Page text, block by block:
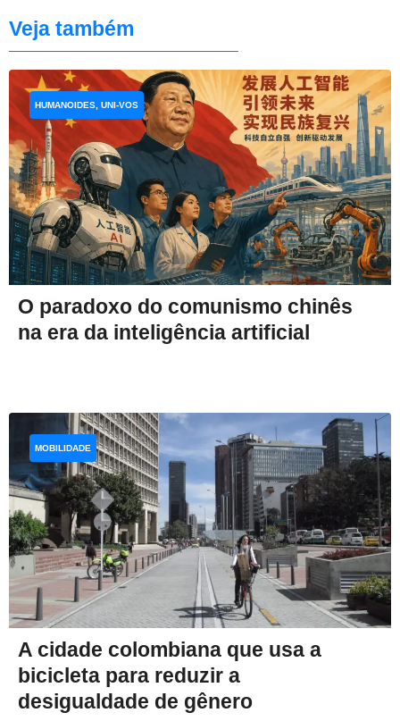
Veja também
O paradoxo do comunismo chinês
na era da inteligência artificial
HUMANOIDES, UNI-VOS
A cidade colombiana que usa a
bicicleta para reduzir a
desigualdade de gênero
MOBILIDADE